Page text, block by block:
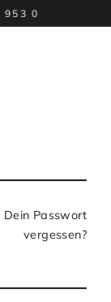
953 0
Dein Passwort
vergessen?